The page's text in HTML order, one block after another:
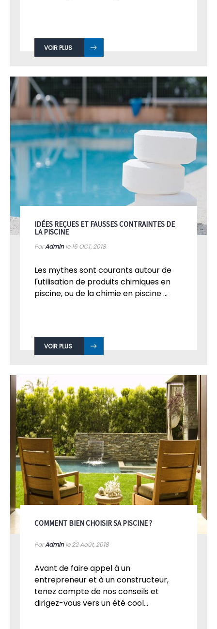
VOIR PLUS
IDÉES REÇUES ET FAUSSES CONTRAINTES DE
LA PISCINE
ParAdminle 16 OCT, 2018
Les mythes sont courants autour de
l'utilisation de produits chimiques en
piscine, ou de la chimie en piscine ...
VOIR PLUS
COMMENT BIEN CHOISIR SA PISCINE ?
ParAdminle 22Août, 2018
Avant de faire appel à un
entrepreneur et à un constructeur,
tenez compte de nos conseils et
dirigez-vous vers un été cool...